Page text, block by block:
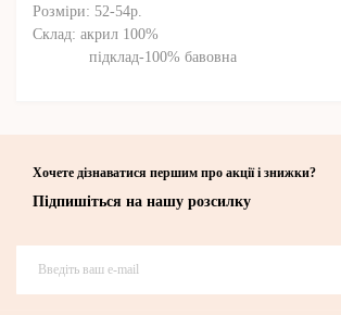
Розміри: 52-54р.
Склад: акрил 100%
підклад-100% бавовна
Хочете дізнаватися першим про акції і знижки?
Підпишіться на нашу розсилку